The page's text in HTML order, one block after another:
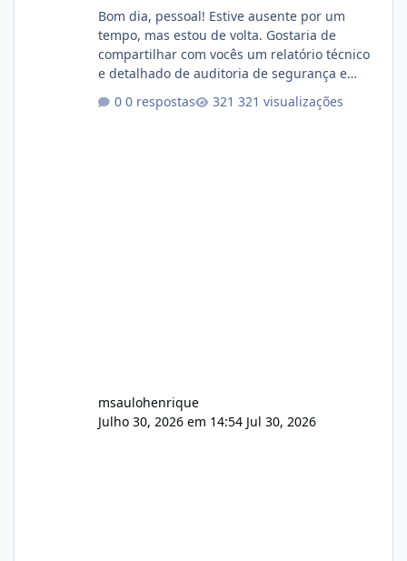
Bom dia, pessoal! Estive ausente por um
tempo, mas estou de volta. Gostaria de
compartilhar com vocês um relatório técnico
e detalhado de auditoria de segurança e
atualmente em circulação e comercialização
0 respostas 321 visualizações
msaulohenrique
Julho 30, 2026 em 14:54 Jul 30, 2026